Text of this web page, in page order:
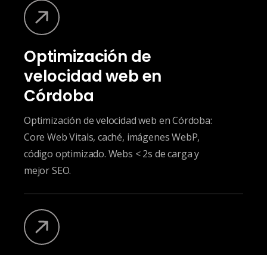
Optimización de
velocidad web en
Córdoba
Optimización de velocidad web en Córdoba:
Core Web Vitals, caché, imágenes WebP,
código optimizado. Webs < 2s de carga y
mejor SEO.